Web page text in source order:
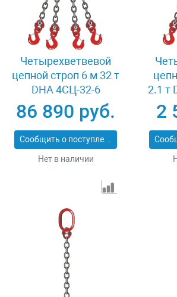
Четырехветвевой
цепной строп 6 м 32 т
DHA 4СЦ-32-6
86 890 руб.
Сообщить о поступлении
Нет в наличии
2.1 т
2